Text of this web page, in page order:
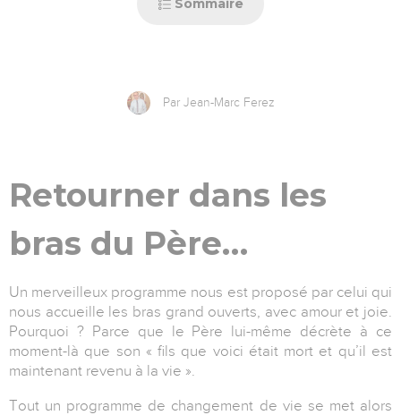
Sommaire
Par Jean-Marc Ferez
Retourner dans les
bras du Père…
Un merveilleux programme nous est proposé par celui qui
nous accueille les bras grand ouverts, avec amour et joie.
Pourquoi ? Parce que le Père lui-même décrète à ce
moment-là que son « fils que voici était mort et qu’il est
maintenant revenu à la vie ».
Tout un programme de changement de vie se met alors